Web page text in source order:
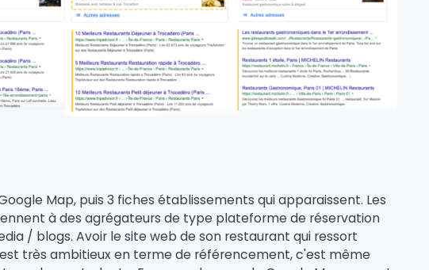
Map, puis 3 fiches établissements qui apparaissent. Les
à des agrégateurs de type plateforme de réservation
/ blogs. Avoir le site web de son restaurant qui ressort
très ambitieux en terme de référencement, c'est même